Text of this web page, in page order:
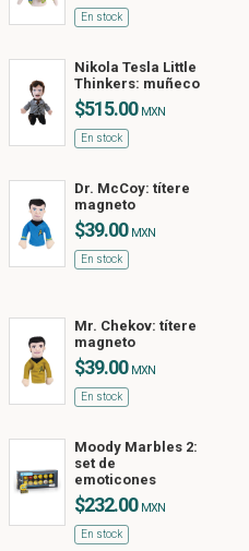
En stock
Nikola Tesla Little
Thinkers: muñeco
$515.00 MXN
En stock
Dr. McCoy: títere
magneto
$39.00 MXN
En stock
Mr. Chekov: títere
magneto
$39.00 MXN
En stock
Moody Marbles 2:
set de
emoticones
$232.00 MXN
En stock